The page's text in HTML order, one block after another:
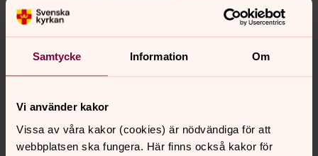
Samtycke Information Om
Vi använder kakor
Vissa av våra kakor (cookies) är nödvändiga för att
webbplatsen ska fungera. Här finns också kakor för